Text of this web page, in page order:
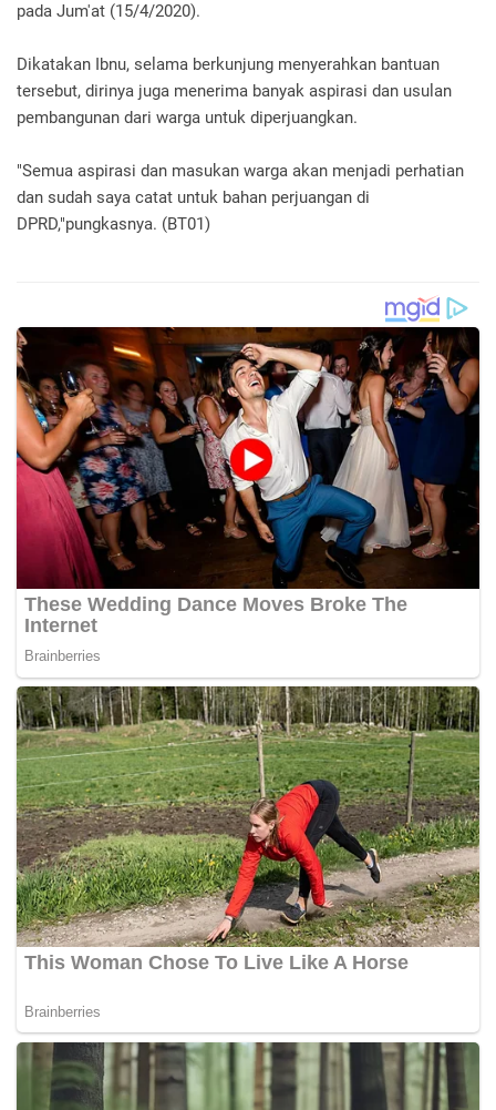
pada Jum'at (15/4/2020).
Dikatakan Ibnu, selama berkunjung menyerahkan bantuan
tersebut, dirinya juga menerima banyak aspirasi dan usulan
pembangunan dari warga untuk diperjuangkan.
"Semua aspirasi dan masukan warga akan menjadi perhatian
dan sudah saya catat untuk bahan perjuangan di
DPRD,"pungkasnya. (BT01)